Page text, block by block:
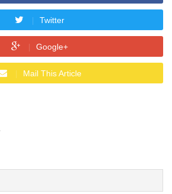
Twitter
Google+
Mail This Article